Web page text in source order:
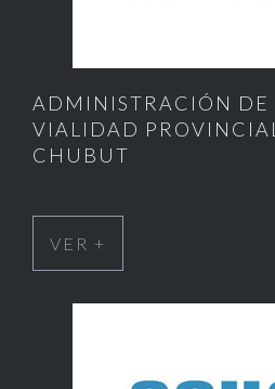
ADMINISTRACIÓN DE
VIALIDAD PROVINCIAL
CHUBUT
VER +